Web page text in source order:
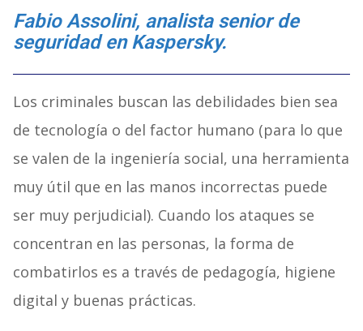
Fabio Assolini, analista senior de
seguridad en Kaspersky.
Los criminales buscan las debilidades bien sea
de tecnología o del factor humano (para lo que
se valen de la ingeniería social, una herramienta
muy útil que en las manos incorrectas puede
ser muy perjudicial). Cuando los ataques se
concentran en las personas, la forma de
combatirlos es a través de pedagogía, higiene
digital y buenas prácticas.